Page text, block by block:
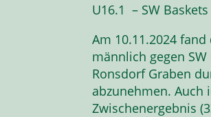
U16.1 – SW
Am 10.11.2024
männlich gegen
Ronsdorf Graben
abzunehmen. Auch
Zwischenergebnis